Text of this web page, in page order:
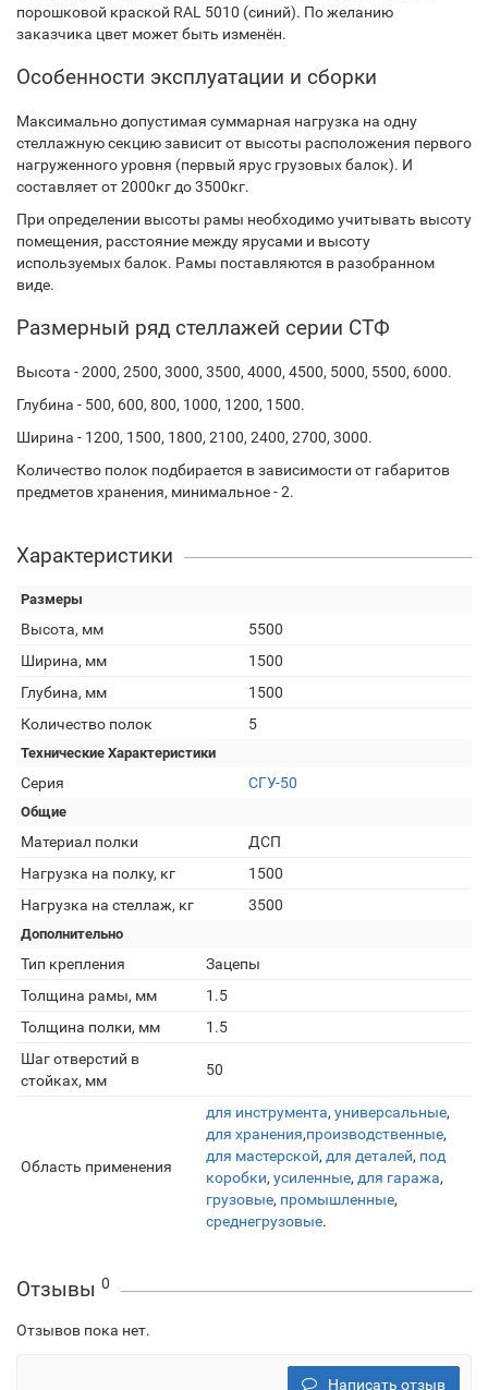
порошковой краской RAL 5010 (синий). По желанию
заказчика цвет может быть изменён.
Особенности эксплуатации и сборки
Максимально допустимая суммарная нагрузка на одну
стеллажную секцию зависит от высоты расположения первого
нагруженного уровня (первый ярус грузовых балок). И
составляет от 2000кг до 3500кг.
При определении высоты рамы необходимо учитывать высоту
помещения, расстояние между ярусами и высоту
используемых балок. Рамы поставляются в разобранном
виде.
Размерный ряд стеллажей серии СТФ
Высота - 2000, 2500, 3000, 3500, 4000, 4500, 5000, 5500, 6000.
Глубина - 500, 600, 800, 1000, 1200, 1500.
Ширина - 1200, 1500, 1800, 2100, 2400, 2700, 3000.
Количество полок подбирается в зависимости от габаритов
предметов хранения, минимальное - 2.
Характеристики
Размеры
Высота, мм
5500
Ширина, мм
1500
Глубина, мм
1500
Количество полок
5
Технические Характеристики
Серия СГУ-50
Общие
Материал полки
ДСП
Нагрузка на полку, кг
1500
Нагрузка на стеллаж, кг
3500
Дополнительно
Тип крепления
Зацепы
Толщина рамы, мм
1.5
Толщина полки, мм
1.5
Шаг отверстий в
стойках, мм
50
Область применения
для инструмента, универсальные,
для хранения,производственные,
для мастерской, для деталей, под
коробки, усиленные, для гаража,
грузовые, промышленные,
среднегрузовые.
Отзывы 0
Отзывов пока нет.
Написать отзыв